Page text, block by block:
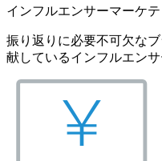
インフルエンサーマーケ
振り返りに必要不可欠な
献しているインフルエン